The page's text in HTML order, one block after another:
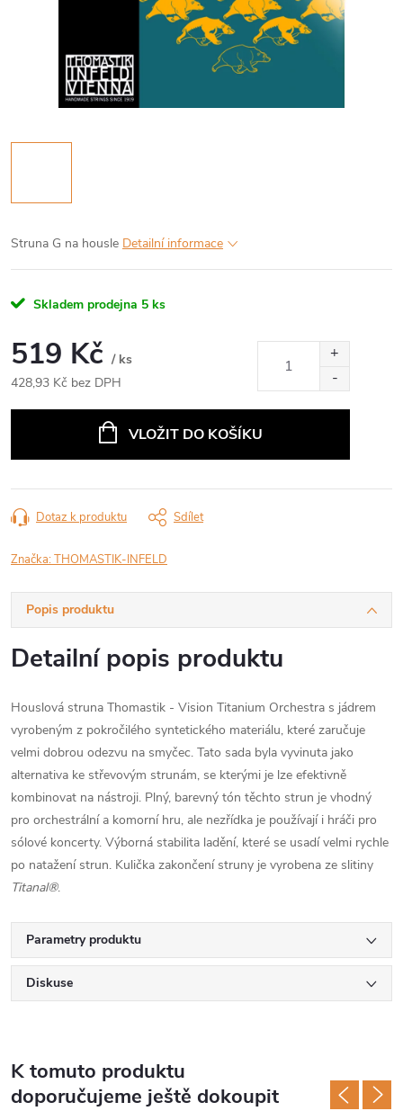
Struna G na housle Detailní informace
Skladem prodejna 5 ks
519 Kč / ks
428,93 Kč bez DPH
VLOŽIT DO KOŠÍKU
Dotaz k produktu Sdílet
Značka:THOMASTIK-INFELD
Popis produktu
Detailní popis produktu
Houslová struna Thomastik - Vision Titanium Orchestra s jádrem
vyrobeným z pokročilého syntetického materiálu, které zaručuje
velmi dobrou odezvu na smyčec. Tato sada byla vyvinuta jako
alternativa ke střevovým strunám, se kterými je lze efektivně
kombinovat na nástroji. Plný, barevný tón těchto strun je vhodný
pro orchestrální a komorní hru, ale nezřídka je používají i hráči pro
sólové koncerty. Výborná stabilita ladění, které se usadí velmi rychle
po natažení strun. Kulička zakončení struny je vyrobena ze slitiny
Titanal®.
Parametry produktu
Diskuse
K tomuto produktu
doporučujeme ještě dokoupit